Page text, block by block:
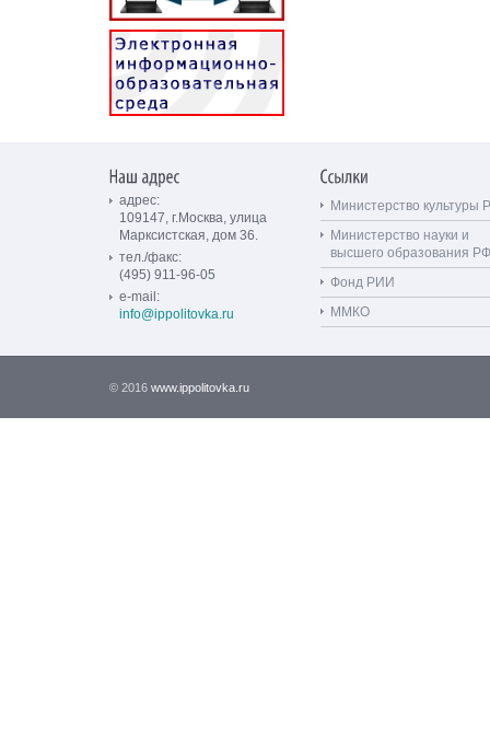
адрес:
109147, г.Москва, улица
Марксистская, дом 36.
тел./факс:
(495) 911-96-05
e-mail:
info@ippolitovka.ru
Министерство культуры
Министерство науки и
высшего образования РФ
Фонд РИИ
ММКО
© 2016 www.ippolitovka.ru